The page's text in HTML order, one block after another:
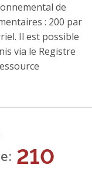
de
: 200 par
Il est possible
via le Registre
210